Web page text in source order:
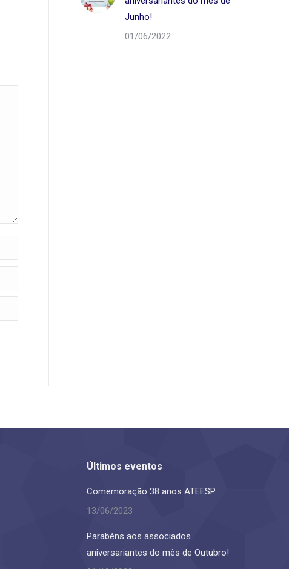
Junho!
01/06/2022
Últimos eventos
Comemoração 38 anos ATEESP
13/06/2023
Parabéns aos associados
aniversariantes do mês de Outubro!